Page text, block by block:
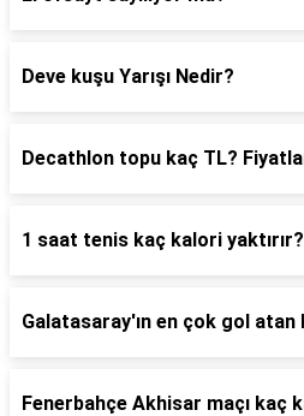
Deve kuşu Yarışı Nedir?
Decathlon topu kaç TL?
1 saat tenis kaç kalori yaktırır?
Galatasaray'ın en çok gol atan
Fenerbahçe Akhisar maçı kaç